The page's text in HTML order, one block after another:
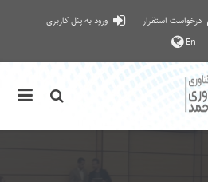
درخواست استقرار
ورود به پنل کاربری
En